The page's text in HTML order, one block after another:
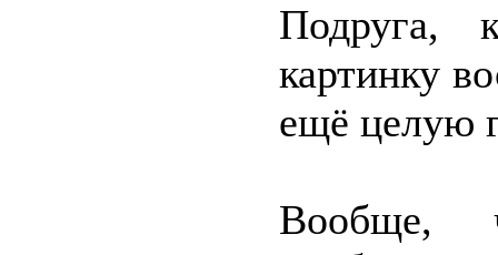
Подруга,
картинку
ещё целую
Вообще,